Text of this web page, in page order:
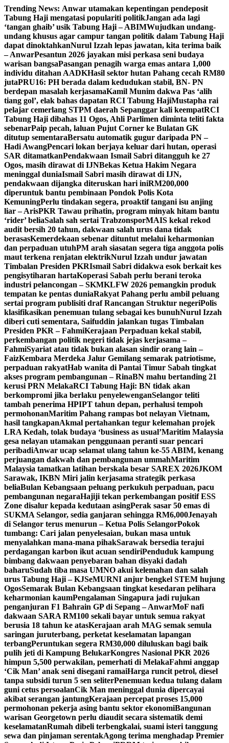
Skip
to
content
Trending News: Anwar utamakan kepentingan pendeposit
Tabung Haji mengatasi populariti politikJangan ada lagi
‘tangan ghaib’ usik Tabung Haji – ABIMWujudkan undang-
undang khusus agar campur tangan politik dalam Tabung Haji
dapat dinoktahkanNurul Izzah lepas jawatan, kita terima baik
– AnwarPesantun 2026 jayakan misi perkasa seni budaya
warisan bangsaPasangan penagih warga emas antara 1,000
individu ditahan AADKHasil sektor hutan Pahang cecah RM80
jutaPRU16: PH berada dalam kedudukan stabil, BN- PN
berdepan masalah kerjasamaKamil Munim dakwa Pas ‘alih
tiang gol’, elak bahas dapatan RCI Tabung HajiMustapha rai
pelajar cemerlang STPM daerah Sepanggar kali keempatRCI
Tabung Haji dibahas 11 Ogos, Ahli Parlimen diminta teliti fakta
sebenarPaip pecah, laluan Pujut Corner ke Bulatan GK
ditutup sementaraBersatu automatik gugur daripada PN –
Hadi AwangPencari lokan berjaya keluar dari hutan, operasi
SAR ditamatkanPendakwaan Ismail Sabri ditangguh ke 27
Ogos, masih dirawat di IJNBekas Ketua Hakim Negara
meninggal duniaIsmail Sabri masih dirawat di IJN,
pendakwaan dijangka diteruskan hari iniRM200,000
diperuntuk bantu pembinaan Pondok Polis Kota
KemuningPerlu tindakan segera, proaktif tangani isu anjing
liar – ArisPKR Tawau prihatin, program minyak hitam bantu
‘rider’ beliaSalah sah sertai TrabzonsporMAIS kekal rekod
audit bersih 20 tahun, dakwaan salah urus dana tidak
berasasKemerdekaan sebenar dituntut melalui keharmonian
dan perpaduan utuhPM arah siasatan segera tiga anggota polis
maut terkena renjatan elektrikNurul Izzah undur jawatan
Timbalan Presiden PKRIsmail Sabri didakwa esok berkait kes
pengisytiharan hartaKoperasi Sabah perlu berani teroka
industri pelancongan – SKMKLFW 2026 pemangkin produk
tempatan ke pentas duniaRakyat Pahang perlu ambil peluang
sertai program publisiti draf Rancangan Struktur negeriPolis
klasifikasikan penemuan tulang sebagai kes bunuhNurul Izzah
diberi cuti sementara, Saifuddin jalankan tugas Timbalan
Presiden PKR – FahmiKerajaan Perpaduan kekal stabil,
perkembangan politik negeri tidak jejas kerjasama –
FahmiSyariat atau tidak bukan alasan sindir orang lain –
FaizKembara Merdeka Jalur Gemilang semarak patriotisme,
perpaduan rakyatHab wanita di Pantai Timur Sabah tingkat
akses program pembangunan – RinaBN mahu bertanding 21
kerusi PRN MelakaRCI Tabung Haji: BN tidak akan
berkompromi jika berlaku penyelewenganSelangor teliti
tambah penerima HPIPT tahun depan, perhalusi tempoh
permohonanMaritim Pahang rampas bot nelayan Vietnam,
hasil tangkapanAkmal pertahankan tegur kelemahan projek
LRA Kedah, tolak budaya ‘business as usual’Maritim Malaysia
gesa nelayan utamakan penggunaan peranti suar pencari
peribadiAnwar ucap selamat ulang tahun ke-55 ABIM, kenang
perjuangan dakwah dan pembangunan ummahMaritim
Malaysia tamatkan latihan berskala besar SAREX 2026JKOM
Sarawak, IKBN Miri jalin kerjasama strategik perkasa
beliaBulan Kebangsaan peluang perkukuh perpaduan, pacu
pembangunan negaraHajiji tekan perkembangan positif ESS
Zone disalur kepada kedutaan asingPerak sasar 50 emas di
SUKMA Selangor, sedia ganjaran sehingga RM6,000Jenayah
di Selangor terus menurun – Ketua Polis SelangorPokok
tumbang: Cari jalan penyelesaian, bukan masa untuk
menyalahkan mana-mana pihakSarawak bersedia terajui
perdagangan karbon ikut acuan sendiriPenduduk kampung
bimbang dakwaan penyebaran bahan disyaki dadah
baharuSudah tiba masa UMNO akui kelemahan dan salah
urus Tabung Haji – KJSeMURNI anjur bengkel STEM hujung
OgosSemarak Bulan Kebangsaan tingkat kesedaran pelihara
keharmonian kaumPengalaman Singapura jadi rujukan
penganjuran F1 Bahrain GP di Sepang – AnwarMoF nafi
dakwaan SARA RM100 sekali bayar untuk semua rakyat
berusia 18 tahun ke atasKerajaan arah MAG semak semula
saringan juruterbang, perketat keselamatan lapangan
terbangPeruntukan segera RM30,000 diluluskan bagi baik
pulih jeti di Kampung BelukarKongres Nasional PKR 2026
himpun 5,500 perwakilan, pemerhati di MelakaFahmi anggap
‘Cik Man’ anak seni disegani ramaiHarga runcit petrol, diesel
tanpa subsidi turun 5 sen seliterPenemuan kedua tulang dalam
guni cetus persoalanCik Man meninggal dunia dipercayai
akibat serangan jantungKerajaan percepat proses 15,000
permohonan pekerja asing bantu sektor ekonomiBangunan
warisan Georgetown perlu diaudit secara sistematik demi
keselamatanRumah dibeli terbengkalai, suami isteri tanggung
sewa dan pinjaman serentakAgong terima menghadap Premier